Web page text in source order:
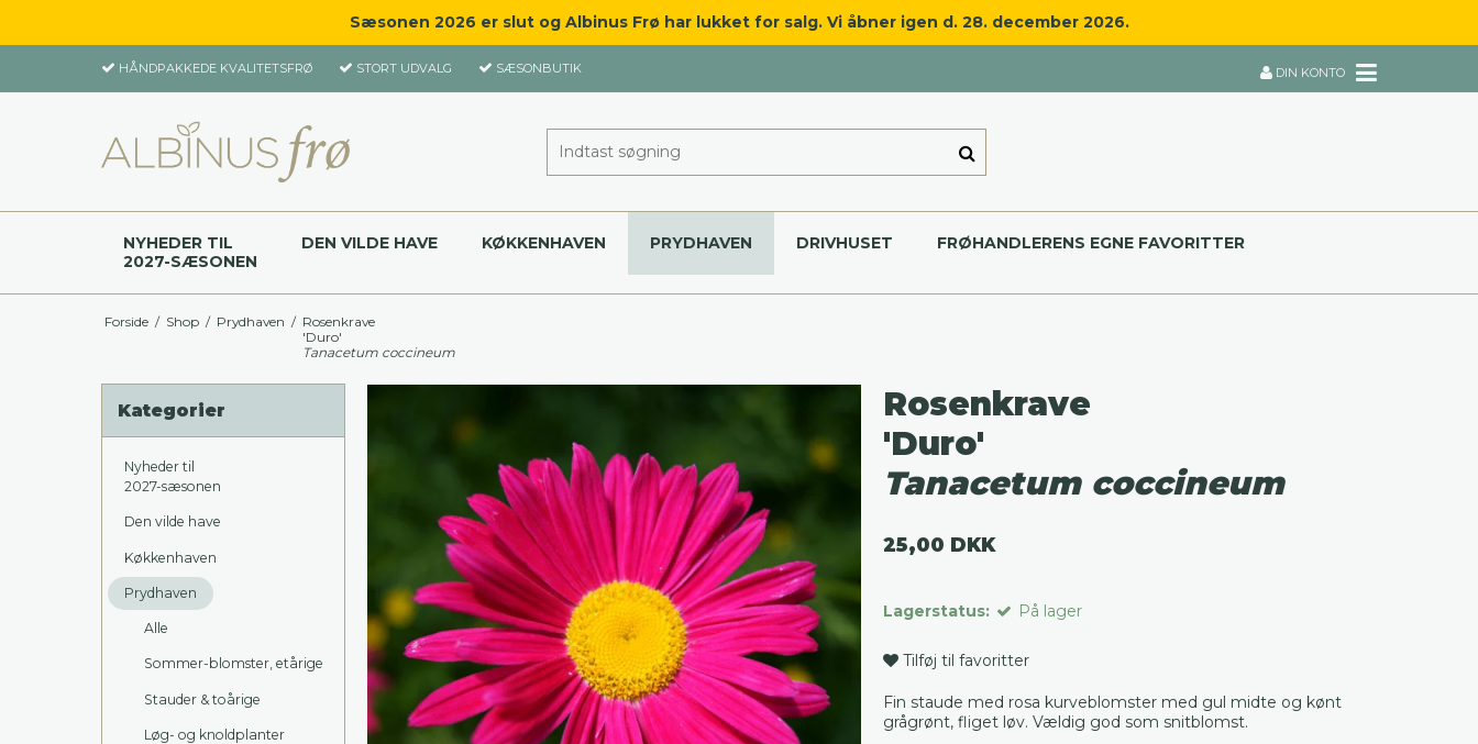
Sæsonen 2026 er slut og Albinus Frø har lukket for salg. Vi åbner igen d. 28. december 2026.
HÅNDPAKKEDE KVALITETSFRØ STORT UDVALG SÆSONBUTIK DIN KONTO
NYHEDER TIL
2027-SÆSONEN
DEN VILDE HAVE KØKKENHAVEN PRYDHAVEN DRIVHUSET FRØHANDLERENS EGNE FAVORITTER
Forside / Shop / Prydhaven / Rosenkrave
'Duro'
Tanacetum coccineum
Kategorier
Nyheder til
2027-sæsonen
Den vilde have
Køkkenhaven
Prydhaven
Alle
Sommer-blomster, etårige
Stauder & toårige
Løg- og knoldplanter
Rosenkrave
'Duro'
Tanacetum coccineum
25,00 DKK
Lagerstatus: På lager
Tilføj til favoritter
Fin staude med rosa kurveblomster med gul midte og kønt
grågrønt, fliget løv. Vældig god som snitblomst.